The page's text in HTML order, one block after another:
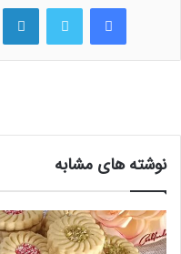
فیس بوک
نوشته های مشابه